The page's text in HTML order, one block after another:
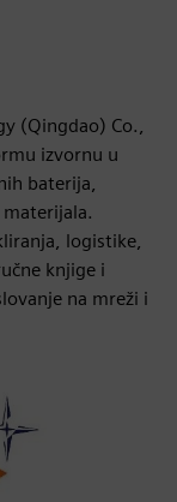
(Qingdao) Co.,
izvornu u
baterija,
logistike,
knjige i
na mreži i